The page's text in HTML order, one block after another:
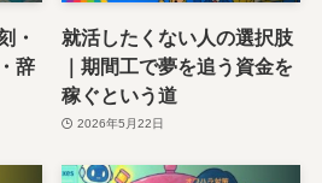
・
辞
就活したくない人の選択肢
｜期間工で夢を追う資金を
稼ぐという道
2026年5月22日